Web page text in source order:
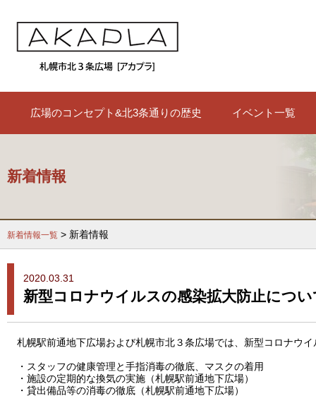
広場のコンセプト&北3条通りの歴史 イベント一覧
新着情報
新着情報一覧 > 新着情報
2020.03.31
新型コロナウイルスの感染拡大防止につ
札幌駅前通地下広場および札幌市北３条広場では、新型コロナウ
・スタッフの健康管理と手指消毒の徹底、マスクの着用
・施設の定期的な換気の実施（札幌駅前通地下広場）
・貸出備品等の消毒の徹底（札幌駅前通地下広場）